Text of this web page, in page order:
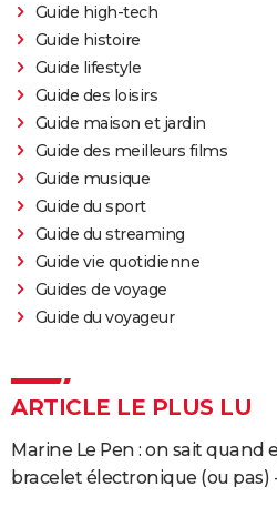
Guide high-tech
Guide histoire
Guide lifestyle
Guide des loisirs
Guide maison et jardin
Guide des meilleurs films
Guide musique
Guide du sport
Guide du streaming
Guide vie quotidienne
Guides de voyage
Guide du voyageur
ARTICLE LE PLUS LU
Marine Le Pen : on sait quand
bracelet électronique (ou pas)